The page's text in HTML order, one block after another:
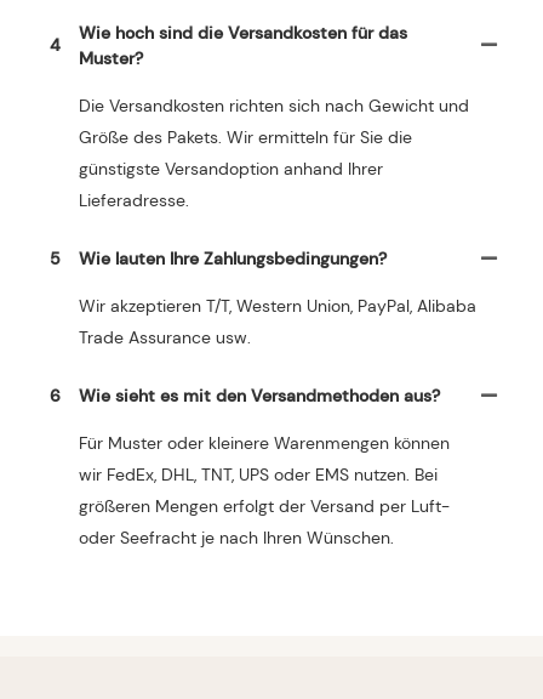
4
Wie hoch sind die Versandkosten für das
Muster?
Die Versandkosten richten sich nach Gewicht und
Größe des Pakets. Wir ermitteln für Sie die
günstigste Versandoption anhand Ihrer
Lieferadresse.
5 Wie lauten Ihre Zahlungsbedingungen?
Wir akzeptieren T/T, Western Union, PayPal, Alibaba
Trade Assurance usw.
6 Wie sieht es mit den Versandmethoden aus?
Für Muster oder kleinere Warenmengen können
wir FedEx, DHL, TNT, UPS oder EMS nutzen. Bei
größeren Mengen erfolgt der Versand per Luft-
oder Seefracht je nach Ihren Wünschen.